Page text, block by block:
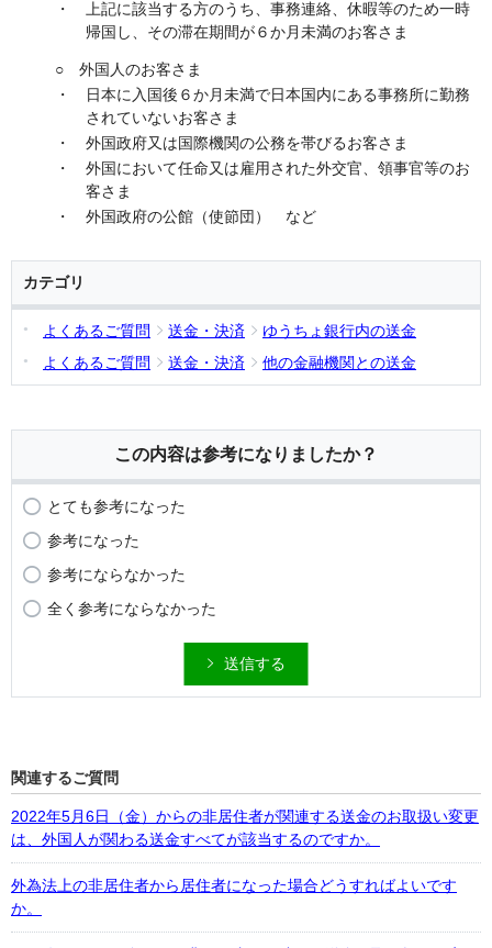
・ 上記に該当する方のうち、事務連絡、休暇等のため一時
帰国し、その滞在期間が６か月未満のお客さま
○ 外国人のお客さま
・ 日本に入国後６か月未満で日本国内にある事務所に勤務
されていないお客さま
・ 外国政府又は国際機関の公務を帯びるお客さま
・ 外国において任命又は雇用された外交官、領事官等のお
客さま
・ 外国政府の公館（使節団） など
カテゴリ
よくあるご質問 送金・決済
ゆうちょ銀行内の送金
よくあるご質問
送金・決済 他の金融機関との送金
この内容は参考になりましたか？
とても参考になった
参考になった
参考にならなかった
全く参考にならなかった
送信する
関連するご質問
2022年5月6日（金）からの非居住者が関連する送金のお取扱い変更
は、外国人が関わる送金すべてが該当するのですか。
外為法上の非居住者から居住者になった場合どうすればよいです
か。